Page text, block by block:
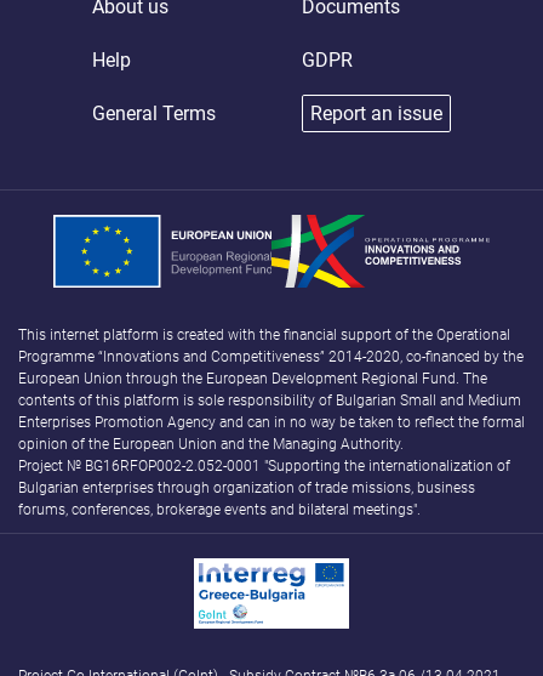
About us
Help
General Terms
Documents
GDPR
Report an issue
This internet platform is created with the financial support of the Operational
Programme “Innovations and Competitiveness” 2014-2020, co-financed by the
European Union through the European Development Regional Fund. The
contents of this platform is sole responsibility of Bulgarian Small and Medium
Enterprises Promotion Agency and can in no way be taken to reflect the formal
opinion of the European Union and the Managing Authority.
Project № BG16RFOP002-2.052-0001 "Supporting the internationalization of
Bulgarian enterprises through organization of trade missions, business
forums, conferences, brokerage events and bilateral meetings".